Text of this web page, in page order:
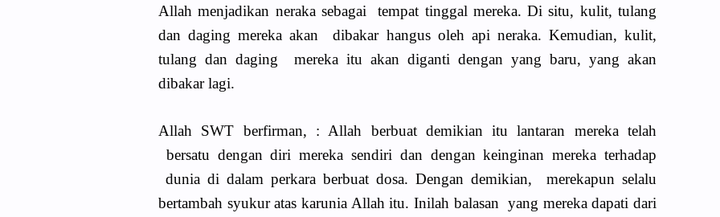
Allah menjadikan neraka sebagai tempat tinggal mereka. Di situ, kulit, tulang
dan daging mereka akan dibakar hangus oleh api neraka. Kemudian, kulit,
tulang dan daging mereka itu akan diganti dengan yang baru, yang akan
dibakar lagi.
Allah SWT berfirman, : Allah berbuat demikian itu lantaran mereka telah
bersatu dengan diri mereka sendiri dan dengan keinginan mereka terhadap
dunia di dalam perkara berbuat dosa. Dengan demikian, merekapun selalu
bertambah syukur atas karunia Allah itu. Inilah balasan yang mereka dapati dari